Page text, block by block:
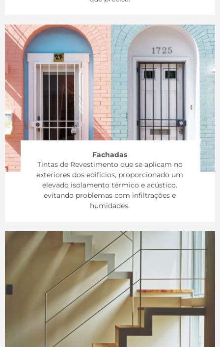
Fachadas
Tintas de Revestimento que se aplicam no
exteriores dos edifícios, proporcionado um
elevado isolamento térmico e acústico.
evitando problemas com infiltrações e
humidades.